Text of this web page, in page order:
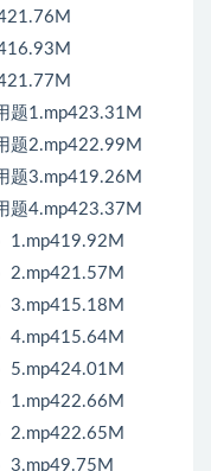
题1.mp423.31M
题2.mp422.99M
题3.mp419.26M
题4.mp423.37M
1.mp419.92M
2.mp421.57M
3.mp415.18M
4.mp415.64M
5.mp424.01M
1.mp422.66M
2.mp422.65M
3.mp49.75M